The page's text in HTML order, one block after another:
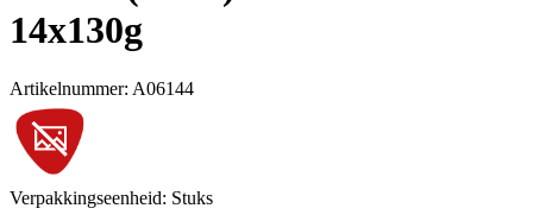
14x130g
Artikelnummer: A06144
Verpakkingseenheid: Stuks